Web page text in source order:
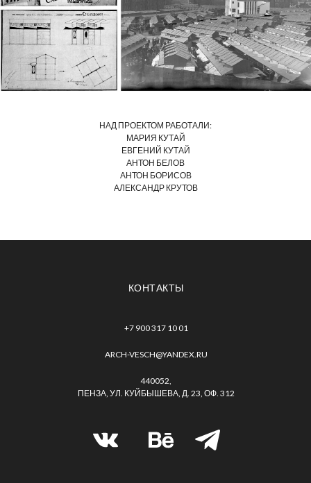
НАД ПРОЕКТОМ РАБОТАЛИ:
МАРИЯ КУТАЙ
ЕВГЕНИЙ КУТАЙ
АНТОН БЕЛОВ
АНТОН БОРИСОВ
АЛЕКСАНДР КРУТОВ
КОНТАКТЫ
+7 900 317 10 01
ARCH-VESCH@YANDEX.RU
440052,
ПЕНЗА, УЛ. КУЙБЫШЕВА, Д. 23, ОФ. 312